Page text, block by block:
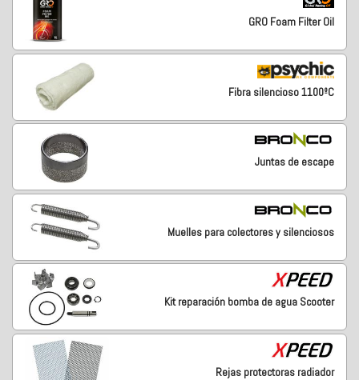
GRO Foam Filter Oil
Fibra silencioso 1100ºC
Juntas de escape
Muelles para colectores y silenciosos
Kit reparación bomba de agua Scooter
Rejas protectoras radiador